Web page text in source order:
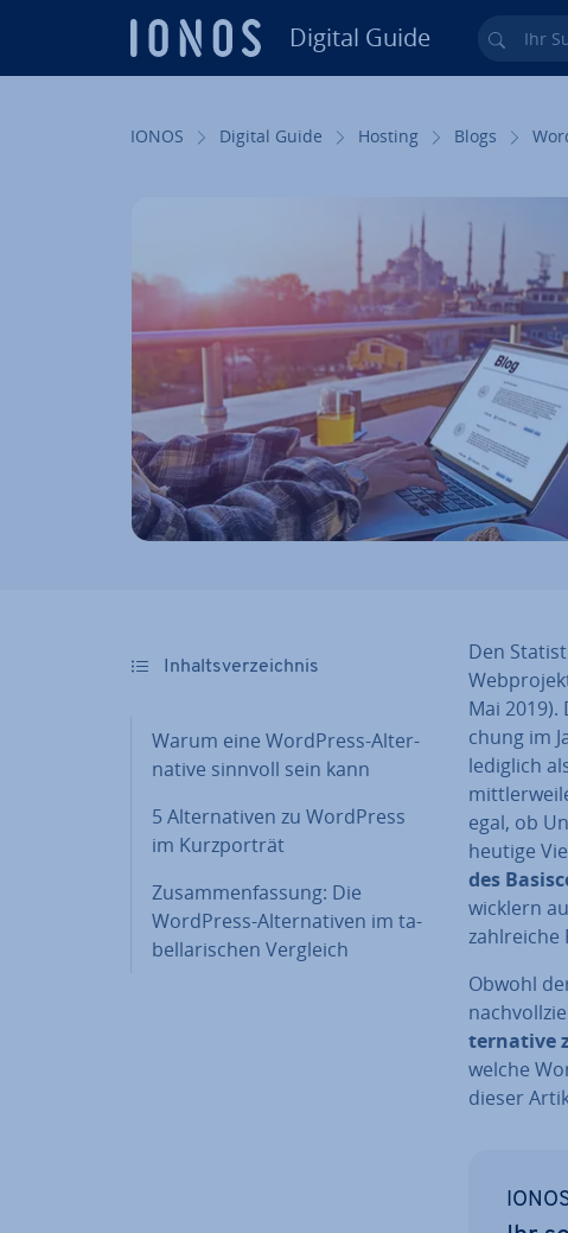
Digital Guide Ihr
IONOS Digital Guide Hosting Blogs
In­halts­ver­zeich­nis
Warum eine WordPress-Al­ter­
na­ti­ve sinnvoll sein kann
5 Al­ter­na­ti­ven zu WordPress
im Kurz­por­trät
Zu­sam­men­fas­sung: Die
WordPress-Al­ter­na­ti­ven im ta­
bel­la­ri­schen Vergleich
Den
Mai
chung im
lediglich
egal, ob
heutige
des
wick­lern
zahl­rei­che
Obwohl
ter­na­ti­ve
welche
dieser